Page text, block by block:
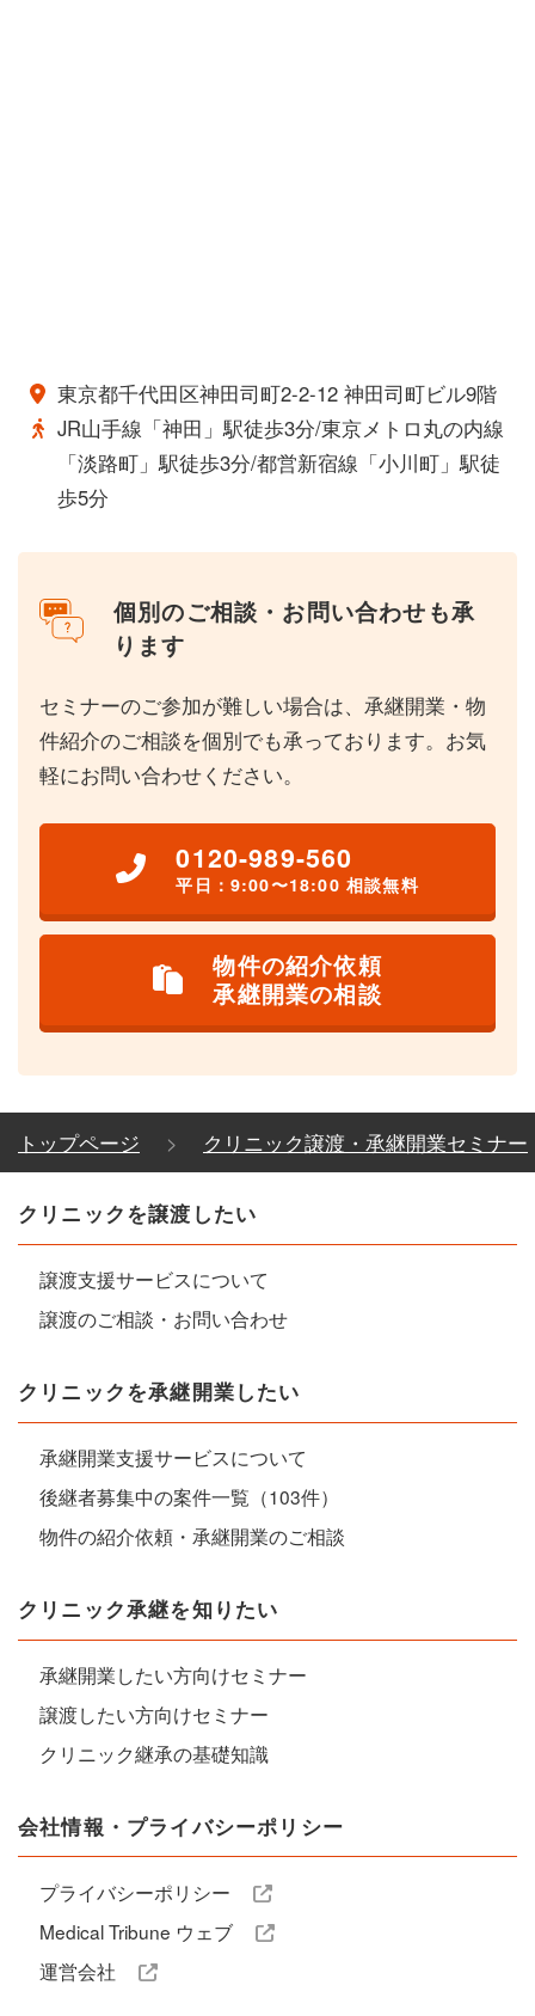
東京都千代田区神田司町2-2-12 神田司町ビル9階
JR山手線「神田」駅徒歩3分/東京メトロ丸の内線
「淡路町」駅徒歩3分/都営新宿線「小川町」駅徒
歩5分
個別のご相談・お問い合わせも承
ります
セミナーのご参加が難しい場合は、承継開業・物
件紹介のご相談を個別でも承っております。お気
軽にお問い合わせください。
0120-989-560
平日：9:00〜18:00 相談無料
物件の紹介依頼
承継開業の相談
トップページ クリニック譲渡・承継開業セミナー
クリニックを譲渡したい
譲渡支援サービスについて
譲渡のご相談・お問い合わせ
クリニックを承継開業したい
承継開業支援サービスについて
後継者募集中の案件一覧（103件）
物件の紹介依頼・承継開業のご相談
クリニック承継を知りたい
承継開業したい方向けセミナー
譲渡したい方向けセミナー
クリニック継承の基礎知識
会社情報・プライバシーポリシー
プライバシーポリシー
Medical Tribune ウェブ
運営会社